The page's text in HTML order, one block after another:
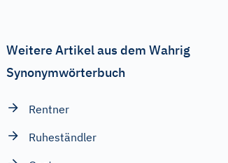
Weitere Artikel aus dem Wahrig
Synonymwörterbuch
Rentner
Ruheständler